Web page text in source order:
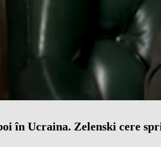
în Ucraina. Zelenski cere